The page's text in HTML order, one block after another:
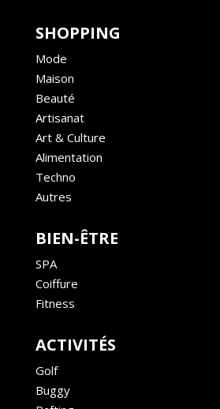
SHOPPING
Mode
Maison
Beauté
Artisanat
Art & Culture
Alimentation
Techno
Autres
BIEN-ÊTRE
SPA
Coiffure
Fitness
ACTIVITÉS
Golf
Buggy